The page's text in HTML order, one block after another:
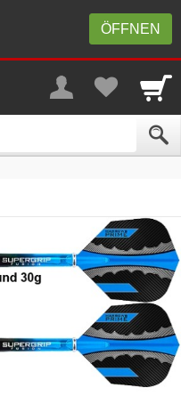
ÖFFNEN